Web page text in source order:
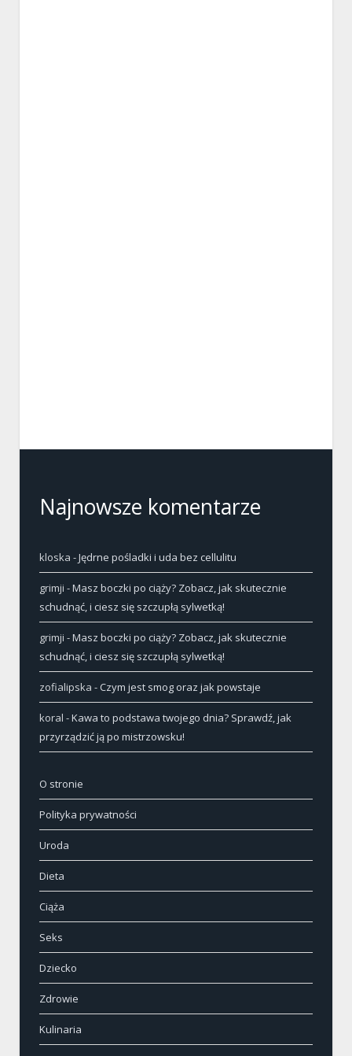
Najnowsze komentarze
kloska -Jędrne pośladki i uda bez cellulitu
grimji -Masz boczki po ciąży? Zobacz, jak skutecznie
schudnąć, i ciesz się szczupłą sylwetką!
grimji -Masz boczki po ciąży? Zobacz, jak skutecznie
schudnąć, i ciesz się szczupłą sylwetką!
zofialipska -Czym jest smog oraz jak powstaje
koral -Kawa to podstawa twojego dnia? Sprawdź, jak
przyrządzić ją po mistrzowsku!
O stronie
Polityka prywatności
Uroda
Dieta
Ciąża
Seks
Dziecko
Zdrowie
Kulinaria